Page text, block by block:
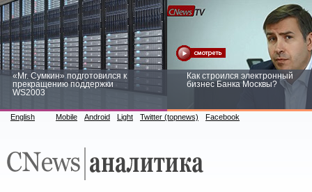
«Mr. Сумкин» подготовился к
прекращению поддержки
WS2003
Как строился электронный
бизнес Банка Москвы?
English Mobile Android Light Twitter (topnews) Facebook